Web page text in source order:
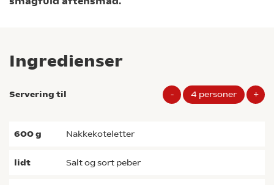
Ingredienser
Servering til - 4 personer +
600g nakkekoteletter
lidt salt og sort peber